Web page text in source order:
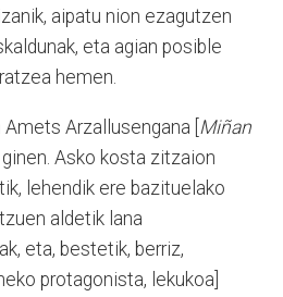
aipatu nion ezagutzen
eta agian posible
hemen.
Arzallusengana [ Miñan
Asko kosta zitzaion
lehendik ere bazituelako
aldetik lana
eta, bestetik, berriz,
protagonista, lekukoa]